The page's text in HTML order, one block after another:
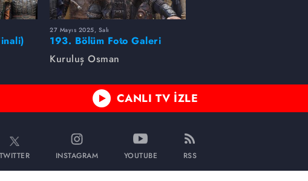
27 Mayıs 2025, Salı
193. Bölüm Foto Galeri
Kuruluş Osman
CANLI TV İZLE
TWITTER INSTAGRAM YOUTUBE RSS